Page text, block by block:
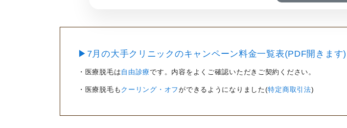
▶7月の大手クリニックのキャンペーン料金一覧表(PDF開きます)
・医療脱毛は自由診療です。内容をよくご確認いただきご契約ください。
・医療脱毛もクーリング・オフができるようになりました(特定商取引法)